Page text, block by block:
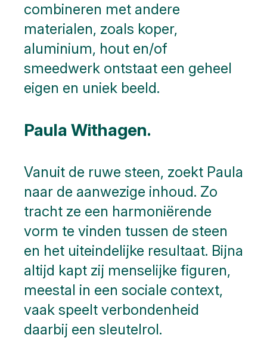
combineren met andere
materialen, zoals koper,
aluminium, hout en/of
smeedwerk ontstaat een geheel
eigen en uniek beeld.
Paula Withagen.
Vanuit de ruwe steen, zoekt Paula
naar de aanwezige inhoud. Zo
tracht ze een harmoniërende
vorm te vinden tussen de steen
en het uiteindelijke resultaat. Bijna
altijd kapt zij menselijke figuren,
meestal in een sociale context,
vaak speelt verbondenheid
daarbij een sleutelrol.